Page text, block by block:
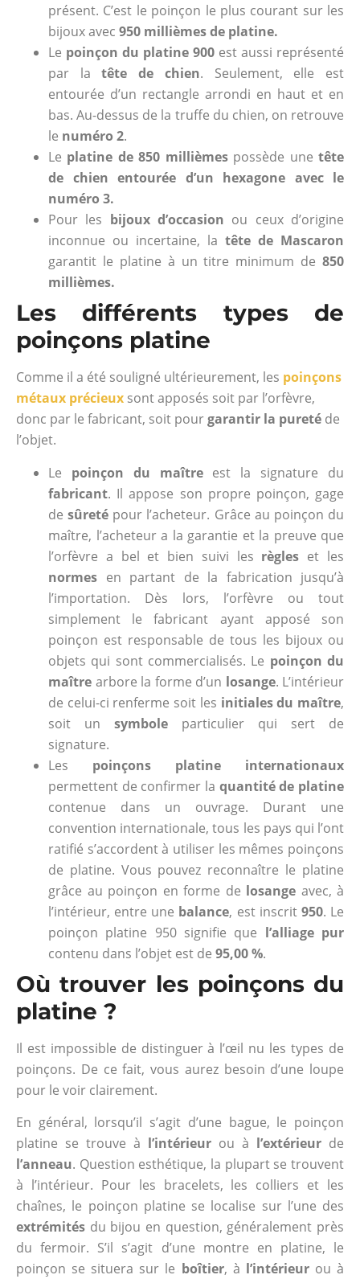
présent. C’est le poinçon le plus courant sur les
bijoux avec 950 millièmes de platine.
Le poinçon du platine 900 est aussi représenté
par latête de chien. Seulement, elle est
entourée d’un rectangle arrondi en haut et en
bas. Au-dessus de la truffe du chien, on retrouve
le numéro 2.
Le platine de 850 millièmespossède unetête
de chien entourée d’un hexagone avec le
numéro 3.
Pour les bijoux d’occasion ou ceux d’origine
inconnue ou incertaine, la tête de Mascaron
garantit le platine à un titre minimum de 850
millièmes.
Les différents types de
poinçons platine
Comme il a été souligné ultérieurement, les poinçons
métaux précieux sont apposés soit par l’orfèvre,
donc par le fabricant, soit pourgarantir la pureté de
l’objet.
Le poinçon du maîtreest la signature du
fabricant. Il appose son propre poinçon, gage
desûreté pour l’acheteur. Grâce au poinçon du
maître, l’acheteur a la garantie et la preuve que
l’orfèvre a bel et bien suivi les règles et les
normes en partant de la fabrication jusqu’à
l’importation. Dès lors, l’orfèvre ou tout
simplement le fabricant ayant apposé son
poinçon est responsable de tous les bijoux ou
objets qui sont commercialisés. Le poinçon du
maître arbore la forme d’un losange. L’intérieur
de celui-ci renferme soit les initiales du maître,
soit un symbole particulier qui sert de
signature.
Les poinçons platine internationaux
permettent de confirmer la quantité de platine
contenue dans un ouvrage. Durant une
convention internationale, tous les pays qui l’ont
ratifié s’accordent à utiliser les mêmes poinçons
de platine. Vous pouvez reconnaître le platine
grâce au poinçon en forme de losange avec, à
l’intérieur, entre une balance, est inscrit 950. Le
poinçon platine 950 signifie que l’alliage pur
contenu dans l’objet est de 95,00 %.
Où trouver les poinçons du
platine ?
Il est impossible de distinguer à l’œil nu les types de
poinçons. De ce fait, vous aurez besoin d’une loupe
pour le voir clairement.
En général, lorsqu’il s’agit d’une bague, le poinçon
platine se trouve à l’intérieur ou à l’extérieur de
l’anneau. Question esthétique, la plupart se trouvent
à l’intérieur. Pour les bracelets, les colliers et les
chaînes, le poinçon platine se localise sur l’une des
extrémités du bijou en question, généralement près
du fermoir. S’il s’agit d’une montre en platine, le
poinçon se situera sur le boîtier, à l’intérieurou à